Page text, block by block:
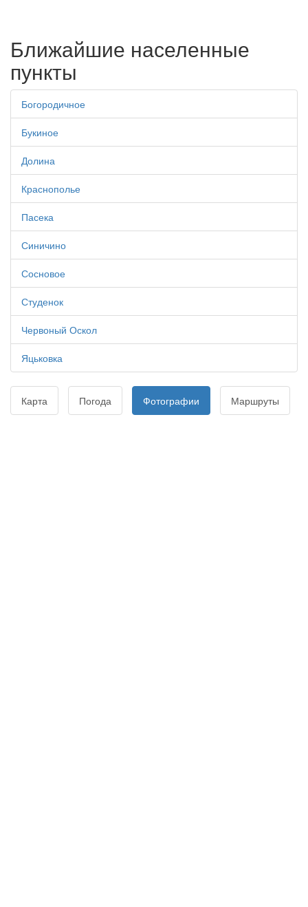
Ближайшие населенные
пункты
Богородичное
Букиное
Долина
Краснополье
Пасека
Синичино
Сосновое
Студенок
Червоный Оскол
Яцьковка
Карта Погода Фотографии Маршруты